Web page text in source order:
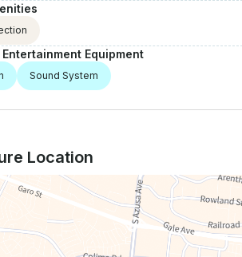
Equipment
Sound System
Location